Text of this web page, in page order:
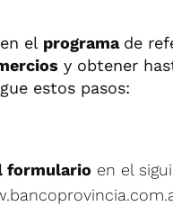
el programa de
y obtener
estos pasos:
formulario en el